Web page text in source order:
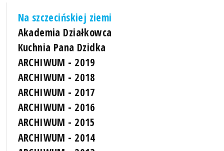
Na szczecińskiej ziemi
Akademia Działkowca
Kuchnia Pana Dzidka
ARCHIWUM - 2019
ARCHIWUM - 2018
ARCHIWUM - 2017
ARCHIWUM - 2016
ARCHIWUM - 2015
ARCHIWUM - 2014